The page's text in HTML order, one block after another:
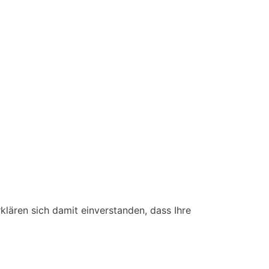
sich damit einverstanden, dass Ihre